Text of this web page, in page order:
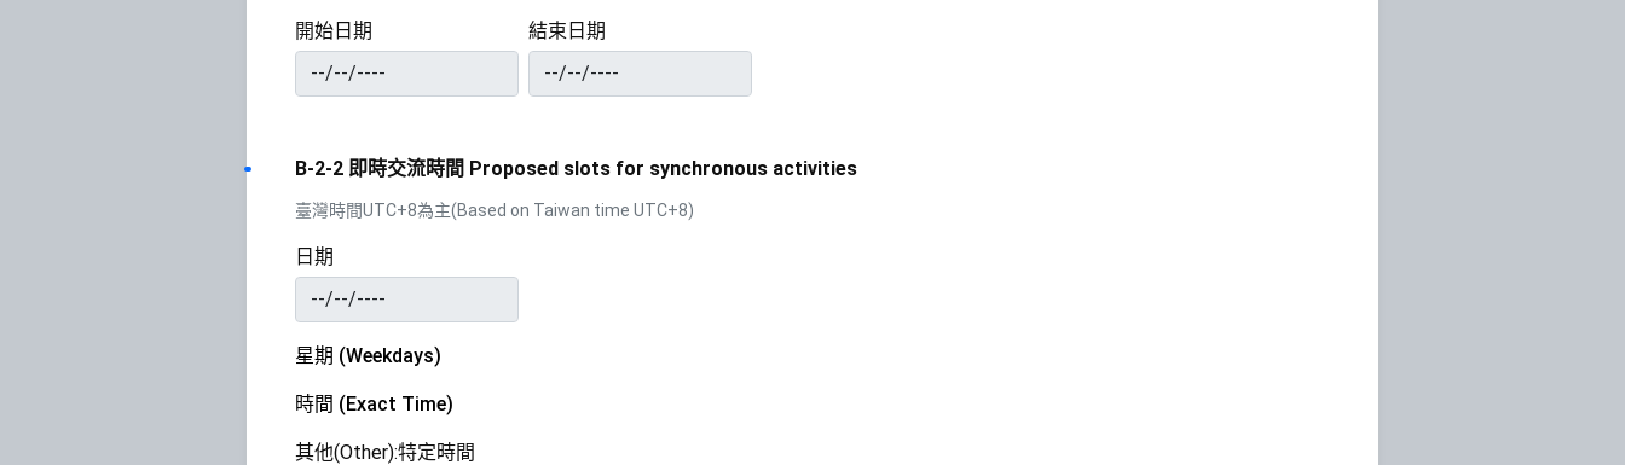
開始日期 結束日期
B-2-2 即時交流時間 Proposed slots for synchronous activities
臺灣時間UTC+8為主(Based on Taiwan time UTC+8)
日期
星期 (Weekdays)
時間 (Exact Time)
其他(Other):特定時間